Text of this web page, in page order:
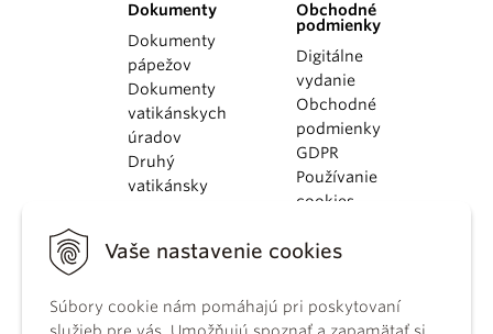
Vaše nastavenie cookies
Súbory cookie nám pomáhajú pri poskytovaní
Dokumenty
Dokumenty
pápežov
Dokumenty
vatikánskych
úradov
Druhý
vatikánsky
KBS
kánonického
Obchodné
podmienky
Digitálne
vydanie
Obchodné
podmienky
GDPR
Používanie
cookies